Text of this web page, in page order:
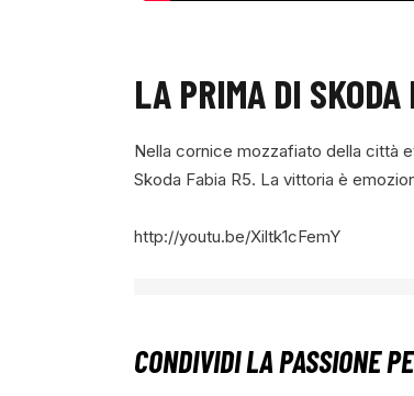
LA PRIMA DI
Nella cornice mozzafiato della città
Skoda Fabia R5. La vittoria è
http://youtu.be/Xiltk1cFemY